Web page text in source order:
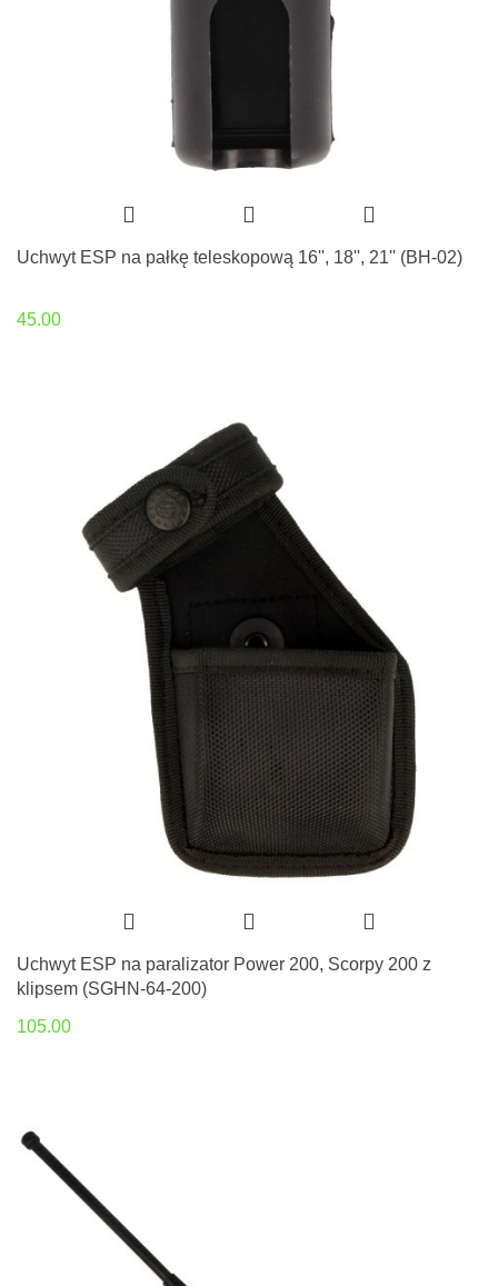
Uchwyt ESP na pałkę teleskopową 16'', 18'', 21'' (BH-02)
45.00
Uchwyt ESP na paralizator Power 200, Scorpy 200 z
klipsem (SGHN-64-200)
105.00